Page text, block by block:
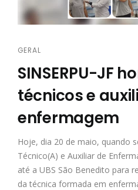
GERAL
SINSERPU-JF
técnicos e
enfermagem
Hoje, dia 20 de maio, quando
Técnico(A) e Auxiliar de
até a UBS São Benedito para
da técnica formada em